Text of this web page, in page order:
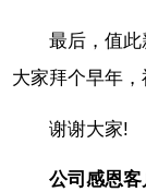
最后，值
大家拜个早年，
谢谢大家!
公司感恩客